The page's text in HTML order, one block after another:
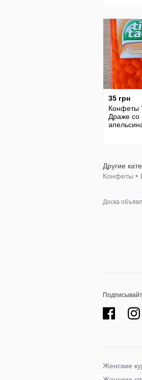
35 грн
Конфеты
Драже со
Другие
Конфеты •
Доска
Женские